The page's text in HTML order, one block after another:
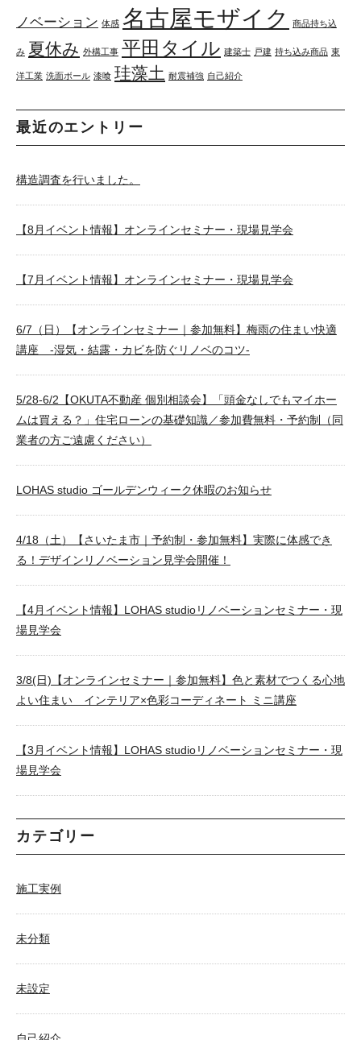
ノベーション 体感 名古屋モザイク 商品持ち込
み 夏休み 外構工事 平田タイル 建築士 戸建 持ち込み商品 東
洋工業 洗面ボール 漆喰 珪藻土 耐震補強 自己紹介
最近のエントリー
構造調査を行いました。
【8月イベント情報】オンラインセミナー・現場見学会
【7月イベント情報】オンラインセミナー・現場見学会
6/7（日）【オンラインセミナー｜参加無料】梅雨の住まい快適
講座 -湿気・結露・カビを防ぐリノベのコツ-
5/28-6/2【OKUTA不動産 個別相談会】「頭金なしでもマイホー
ムは買える？」住宅ローンの基礎知識／参加費無料・予約制（同
業者の方ご遠慮ください）
LOHAS studio ゴールデンウィーク休暇のお知らせ
4/18（土）【さいたま市｜予約制・参加無料】実際に体感でき
る！デザインリノベーション見学会開催！
【4月イベント情報】LOHAS studioリノベーションセミナー・現
場見学会
3/8(日)【オンラインセミナー｜参加無料】色と素材でつくる心地
よい住まい インテリア×色彩コーディネート ミニ講座
【3月イベント情報】LOHAS studioリノベーションセミナー・現
場見学会
カテゴリー
施工実例
未分類
未設定